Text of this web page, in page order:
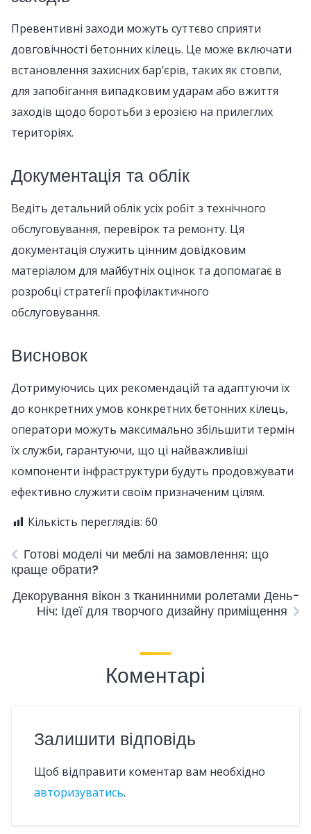
Превентивні заходи можуть суттєво сприяти
довговічності бетонних кілець. Це може включати
встановлення захисних бар’єрів, таких як стовпи,
для запобігання випадковим ударам або вжиття
заходів щодо боротьби з ерозією на прилеглих
територіях.
Документація та облік
Ведіть детальний облік усіх робіт з технічного
обслуговування, перевірок та ремонту. Ця
документація служить цінним довідковим
матеріалом для майбутніх оцінок та допомагає в
розробці стратегії профілактичного
обслуговування.
Висновок
Дотримуючись цих рекомендацій та адаптуючи їх
до конкретних умов конкретних бетонних кілець,
оператори можуть максимально збільшити термін
їх служби, гарантуючи, що ці найважливіші
компоненти інфраструктури будуть продовжувати
ефективно служити своїм призначеним цілям.
Кількість переглядів: 60
Готові моделі чи меблі на замовлення: що
краще обрати?
Декорування вікон з тканинними ролетами День-
Ніч: Ідеї для творчого дизайну приміщення
Коментарі
Залишити відповідь
Щоб відправити коментар вам необхідно
авторизуватись.